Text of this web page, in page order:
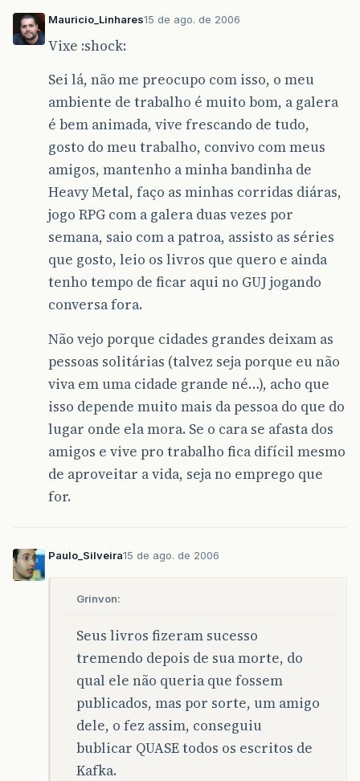
Mauricio_Linhares15 de ago. de 2006
Vixe :shock:
Sei lá, não me preocupo com isso, o meu
ambiente de trabalho é muito bom, a galera
é bem animada, vive frescando de tudo,
gosto do meu trabalho, convivo com meus
amigos, mantenho a minha bandinha de
Heavy Metal, faço as minhas corridas diáras,
jogo RPG com a galera duas vezes por
semana, saio com a patroa, assisto as séries
que gosto, leio os livros que quero e ainda
tenho tempo de ficar aqui no GUJ jogando
conversa fora.
Não vejo porque cidades grandes deixam as
pessoas solitárias (talvez seja porque eu não
viva em uma cidade grande né…), acho que
isso depende muito mais da pessoa do que do
lugar onde ela mora. Se o cara se afasta dos
amigos e vive pro trabalho fica difícil mesmo
de aproveitar a vida, seja no emprego que
for.
Paulo_Silveira15 de ago. de 2006
Grinvon:
Seus livros fizeram sucesso
tremendo depois de sua morte, do
qual ele não queria que fossem
publicados, mas por sorte, um amigo
dele, o fez assim, conseguiu
bublicar QUASE todos os escritos de
Kafka.